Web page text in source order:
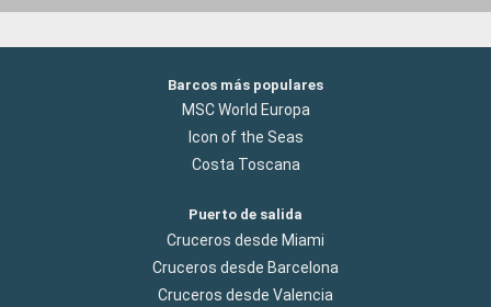
Barcos más populares
MSC World Europa
Icon of the Seas
Costa Toscana
Puerto de salida
Cruceros desde Miami
Cruceros desde Barcelona
Cruceros desde Valencia